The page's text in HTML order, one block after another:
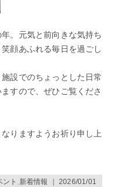
。元気と前向きな気持ち
顔あふれる毎日を過ごし
設でのちょっとした日常
すので、ぜひご覧くださ
りますようお祈り申し上
ント ,新着情報 ｜ 2026/01/01